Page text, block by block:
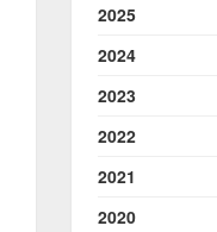
2025
2024
2023
2022
2021
2020